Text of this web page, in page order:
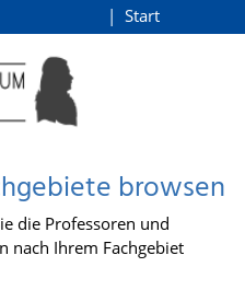
Start
browsen
die Professoren und
nach Ihrem Fachgebiet